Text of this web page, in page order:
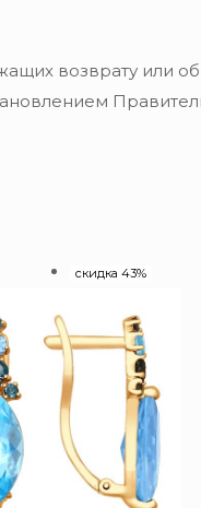
возврату или
скидка 43%